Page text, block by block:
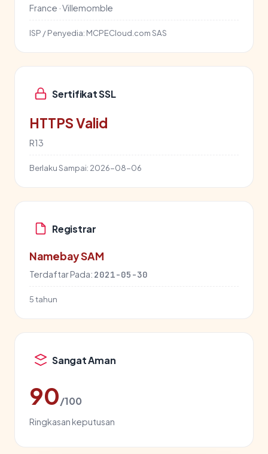
France · Villemomble
ISP / Penyedia: MCPECloud.com SAS
Sertifikat SSL
HTTPS Valid
R13
Berlaku Sampai: 2026-08-06
Registrar
Namebay SAM
Terdaftar Pada: 2021-05-30
5 tahun
Sangat Aman
90/100
Ringkasan keputusan